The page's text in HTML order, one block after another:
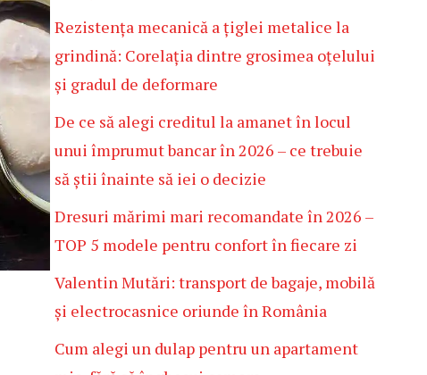
Rezistența mecanică a țiglei metalice la
grindină: Corelația dintre grosimea oțelului
și gradul de deformare
De ce să alegi creditul la amanet în locul
unui împrumut bancar în 2026 – ce trebuie
să știi înainte să iei o decizie
Dresuri mărimi mari recomandate în 2026 –
TOP 5 modele pentru confort în fiecare zi
Valentin Mutări: transport de bagaje, mobilă
și electrocasnice oriunde în România
Cum alegi un dulap pentru un apartament